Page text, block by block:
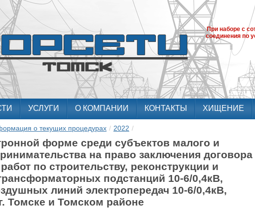
При наборе с
соединения по
УСЛУГИ О КОМПАНИИ КОНТАКТЫ ХИЩЕНИЕ
о текущих процедурах / 2022 /
форме среди субъектов малого и
на право заключения договора
по строительству, реконструкции и
подстанций 10-6/0,4кВ,
линий электропередач 10-6/0,4кВ,
Томске и Томском районе